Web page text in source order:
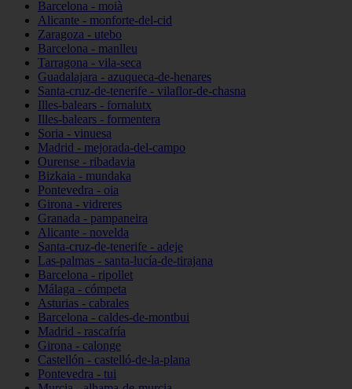
Barcelona - moià
Alicante - monforte-del-cid
Zaragoza - utebo
Barcelona - manlleu
Tarragona - vila-seca
Guadalajara - azuqueca-de-henares
Santa-cruz-de-tenerife - vilaflor-de-chasna
Illes-balears - fornalutx
Illes-balears - formentera
Soria - vinuesa
Madrid - mejorada-del-campo
Ourense - ribadavia
Bizkaia - mundaka
Pontevedra - oia
Girona - vidreres
Granada - pampaneira
Alicante - novelda
Santa-cruz-de-tenerife - adeje
Las-palmas - santa-lucía-de-tirajana
Barcelona - ripollet
Málaga - cómpeta
Asturias - cabrales
Barcelona - caldes-de-montbui
Madrid - rascafría
Girona - calonge
Castellón - castelló-de-la-plana
Pontevedra - tui